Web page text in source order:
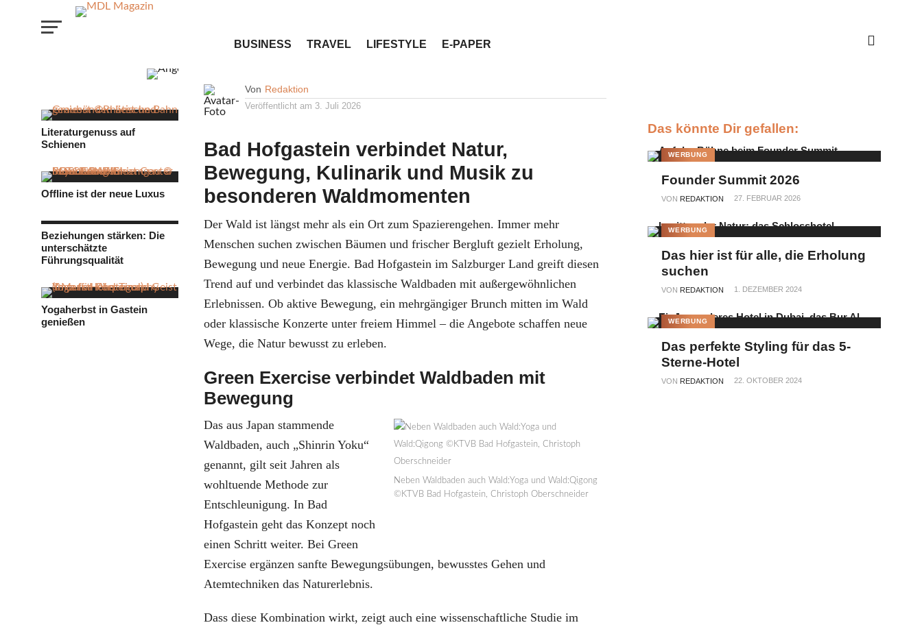
BUSINESS TRAVEL LIFESTYLE E-PAPER
Literaturgenuss auf
Schienen
Offline ist der neue Luxus
Beziehungen stärken: Die
unterschätzte
Führungsqualität
Yogaherbst in Gastein
genießen
Waldbaden neu erleben
Von Redaktion
Veröffentlicht am 3. Juli 2026
Bad Hofgastein verbindet Natur,
Bewegung, Kulinarik und Musik zu
besonderen Waldmomenten
Der Wald ist längst mehr als ein Ort zum Spazierengehen. Immer mehr
Menschen suchen zwischen Bäumen und frischer Bergluft gezielt Erholung,
Bewegung und neue Energie. Bad Hofgastein im Salzburger Land greift diesen
Trend auf und verbindet das klassische Waldbaden mit außergewöhnlichen
Erlebnissen. Ob aktive Bewegung, ein mehrgängiger Brunch mitten im Wald
oder klassische Konzerte unter freiem Himmel – die Angebote schaffen neue
Wege, die Natur bewusst zu erleben.
Green Exercise verbindet Waldbaden mit
Bewegung
Neben Waldbaden auch Wald:Yoga und Wald:Qigong
©KTVB Bad Hofgastein, Christoph Oberschneider
Das aus Japan stammende
Waldbaden, auch „Shinrin Yoku“
genannt, gilt seit Jahren als
wohltuende Methode zur
Entschleunigung. In Bad
Hofgastein geht das Konzept noch
einen Schritt weiter. Bei Green
Exercise ergänzen sanfte Bewegungsübungen, bewusstes Gehen und
Atemtechniken das Naturerlebnis.
Dass diese Kombination wirkt, zeigt auch eine wissenschaftliche Studie im
Das könnte Dir gefallen:
WERBUNG
Founder Summit 2026
VON REDAKTION 27. FEBRUAR 2026
WERBUNG
Das hier ist für alle, die Erholung
suchen
VON REDAKTION 1. DEZEMBER 2024
WERBUNG
Das perfekte Styling für das 5-
Sterne-Hotel
VON REDAKTION 22. OKTOBER 2024